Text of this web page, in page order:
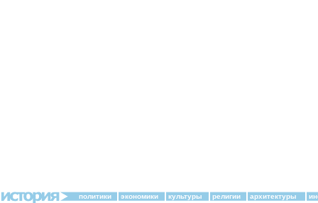
политики экономики культуры религии архитектуры